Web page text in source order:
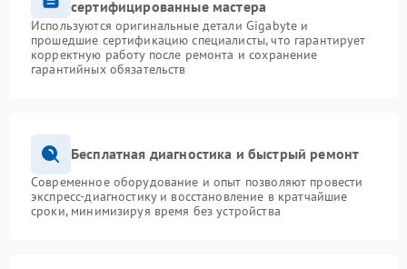
сертифицированные мастера
Используются оригинальные детали Gigabyte и
прошедшие сертификацию специалисты, что гарантирует
корректную работу после ремонта и сохранение
гарантийных обязательств
Бесплатная диагностика и быстрый ремонт
Современное оборудование и опыт позволяют провести
экспресс-диагностику и восстановление в кратчайшие
сроки, минимизируя время без устройства